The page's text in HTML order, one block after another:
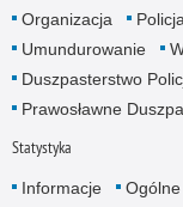
Organizacja
Umundurowanie
Duszpasterstwo
Prawosławne
Statystyka
Informacje